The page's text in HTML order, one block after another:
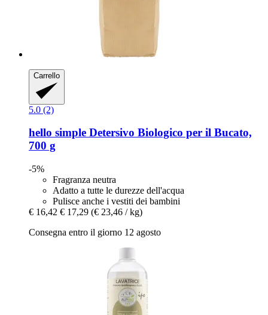
Carrello
5.0 (2)
hello simple Detersivo Biologico per il Bucato,
700 g
-5%
Fragranza neutra
Adatto a tutte le durezze dell'acqua
Pulisce anche i vestiti dei bambini
€ 16,42 € 17,29 (€ 23,46 / kg)
Consegna entro il giorno 12 agosto